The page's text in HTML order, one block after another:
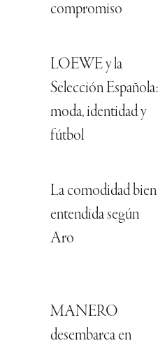
compromiso
LOEWE y la
Selección Española:
moda, identidad y
fútbol
La comodidad bien
entendida según
Aro
MANERO
desembarca en